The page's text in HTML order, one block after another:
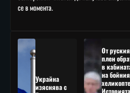
се в момента.
Украйна
изяснява с
От руския
плен
в
на бойния